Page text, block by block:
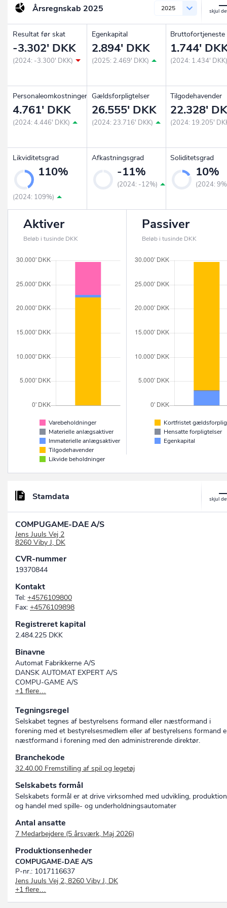
Årsregnskab 2025 2025
Resultat før skat
-3.302' DKK
(2024: -3.300' DKK)
Egenkapital
2.894' DKK
(2025: 2.469' DKK)
Bruttofortjeneste
1.744'
(2024: 1.434'
Personaleomkostninger
4.761' DKK
(2024: 4.446' DKK)
Gældsforpligtelser
26.555' DKK
(2024: 23.716' DKK)
Tilgodehavender
22.328'
(2024: 19.205'
Likviditetsgrad
110%
(2024: 109%)
Afkastningsgrad
-11%
(2024: -12%)
Soliditetsgrad
10%
(2024:
Aktiver
Beløb i tusinde DKK
Varebeholdninger
Materielle anlægsaktiver
Immaterielle anlægsaktiver
Tilgodehavender
Likvide beholdninger
Passiver
Beløb i tusinde DKK
Kortfristet
Hensatte forpligtelser
Egenkapital
Stamdata
COMPUGAME-DAE A/S
Jens Juuls Vej 2
8260 Viby J, DK
CVR-nummer
19370844
Kontakt
Tel: +4576109800
Fax: +4576109898
Registreret kapital
2.484.225 DKK
Binavne
Automat Fabrikkerne A/S
DANSK AUTOMAT EXPERT A/S
COMPU-GAME A/S
SPILLEAUTOMAT.DK A/S
+1 flere…
Tegningsregel
Selskabet tegnes af bestyrelsens formand eller næstformand i
forening med et bestyrelsesmedlem eller af bestyrelsens formand
næstformand i forening med den administrerende direktør.
Branchekode
32.40.00 Fremstilling af spil og legetøj
Selskabets formål
Selskabets formål er at drive virksomhed med udvikling, produktion
og handel med spille- og underholdningsautomater
Antal ansatte
7 Medarbejdere (5 årsværk, Maj 2026)
Produktionsenheder
COMPUGAME-DAE A/S
P-nr.: 1017116637
Jens Juuls Vej 2, 8260 Viby J, DK
COMPUGAME-DAE A/S
P-nr.: 1003182779
+1 flere…